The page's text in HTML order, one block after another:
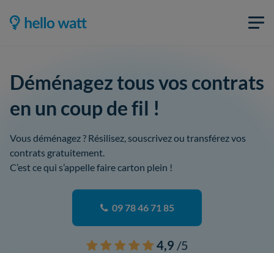
Déménagez tous vos contrats
en un coup de fil !
Vous déménagez ? Résilisez, souscrivez ou transférez vos
contrats gratuitement.
C’est ce qui s’appelle faire carton plein !
09 78 46 71 85
4,9 /5